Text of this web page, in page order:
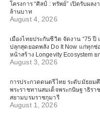
โครงการ “ศิลป์ : ทรัพย์” เปิดรับผล
ล้านบาท
August 4, 2026
เมืองไทยประกันชีวิต จัดงาน “75
ปลุกสุดยอดพลัง Do It Now แก่ทุกช่
หน้าสร้าง Longevity Ecosystem
August 3, 2026
การประกวดดนตรีไทย ระดับมัธยมศึ
พระราชทานสมเด็จพระกนิษฐาธิรา
สยามบรมราชกุมารี
August 1, 2026